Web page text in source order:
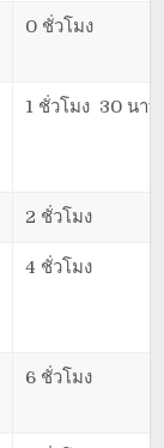
0 ชั่วโมง
1 ชั่วโมง 30 นาที
2 ชั่วโมง
4 ชั่วโมง
6 ชั่วโมง